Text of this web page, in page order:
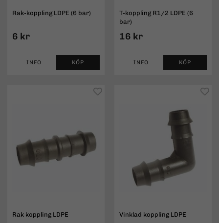
Rak-koppling LDPE (6 bar)
6 kr
INFO KÖP
T-koppling R1/2 LDPE (6
bar)
16 kr
INFO KÖP
Rak koppling LDPE Vinklad koppling LDPE